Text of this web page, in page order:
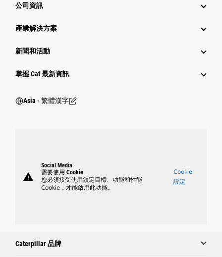
公司資訊
產業解決方案
新聞和活動
掌握 Cat 最新資訊
Asia - 繁體漢字
warning
Social Media
需要使用 Cookie
您必須接受使用鎖定目標、功能和性能
Cookie，才能啟用此功能。
Cookie
設定
Caterpillar 品牌